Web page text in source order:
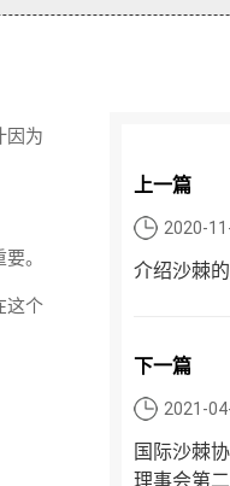
因为
。
这个
上一篇
2020-
介绍沙棘
下一篇
2021-
国际沙棘
理事会第